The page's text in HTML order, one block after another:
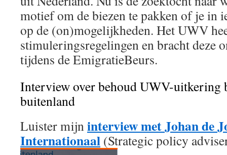
motief om de biezen te pakken of je in
op de (on)mogelijkheden. Het UWV
stimuleringsregelingen en bracht deze
tijdens de EmigratieBeurs.
Interview over behoud UWV-uitkering
buitenland
Luister mijninterview met Johan de
Internationaal (Strategic policy